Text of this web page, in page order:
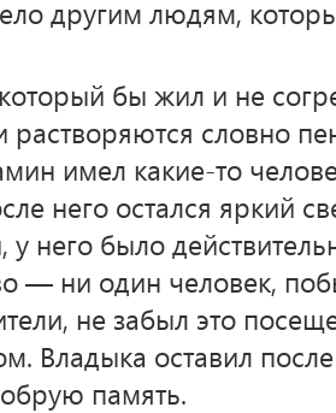
другим людям,
бы жил и не
растворяются словно
имел какие-то
него остался яркий
него было
— ни один человек,
не забыл это
Владыка оставил
память.